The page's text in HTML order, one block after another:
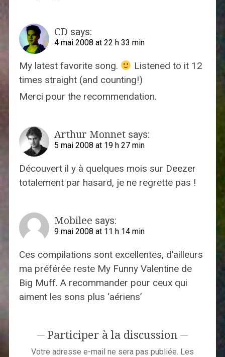
CD says:
4 mai 2008 at 22 h 33 min
My latest favorite song.
Listened to it 12
times straight (and counting!)
Merci pour the recommendation.
Arthur Monnet says:
5 mai 2008 at 19 h 27 min
Découvert il y à quelques mois sur Deezer
totalement par hasard, je ne regrette pas !
Mobilee says:
9 mai 2008 at 11 h 14 min
Ces compilations sont excellentes, d’ailleurs
ma préférée reste My Funny Valentine de
Big Muff. A recommander pour ceux qui
aiment les sons plus ‘aériens’
Participer à la discussion
Votre adresse e-mail ne sera pas publiée. Les